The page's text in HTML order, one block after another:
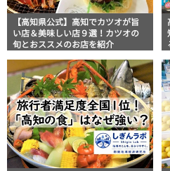
【高知県公式】高知でカツオが旨
い店＆美味しい店９選！カツオの
旬とおススメのお店を紹介